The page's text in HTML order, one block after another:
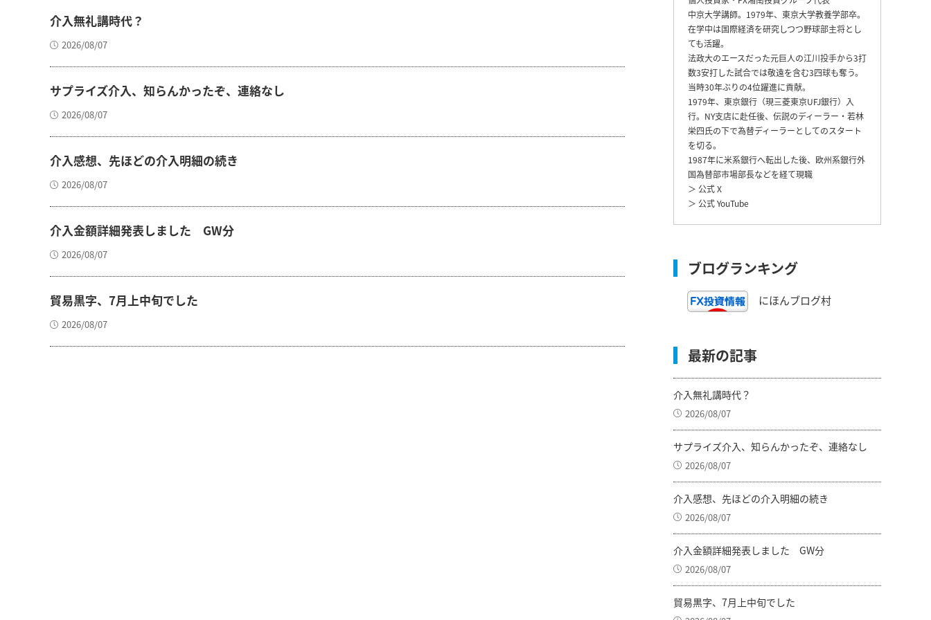
介入無礼講時代？
2026/08/07
サプライズ介入、知らんかったぞ、連絡なし
2026/08/07
介入感想、先ほどの介入明細の続き
2026/08/07
介入金額詳細発表しました GW分
2026/08/07
貿易黒字、7月上中旬でした
2026/08/07
中京大学講師。1979年、東京大学教養学部卒。
在学中は国際経済を研究しつつ野球部主将とし
ても活躍。
法政大のエースだった元巨人の江川投手から3打
数3安打した試合では敬遠を含む3四球も奪う。
当時30年ぶりの4位躍進に貢献。
1979年、東京銀行（現三菱東京UFJ銀行）入
行。NY支店に赴任後、伝説のディーラー・若林
栄四氏の下で為替ディーラーとしてのスタート
を切る。
1987年に米系銀行へ転出した後、欧州系銀行外
国為替部市場部長などを経て現職
＞ 公式 X
＞ 公式 YouTube
ブログランキング
にほんブログ村
最新の記事
介入無礼講時代？
2026/08/07
サプライズ介入、知らんかったぞ、連絡なし
2026/08/07
介入感想、先ほどの介入明細の続き
2026/08/07
介入金額詳細発表しました GW分
2026/08/07
貿易黒字、7月上中旬でした